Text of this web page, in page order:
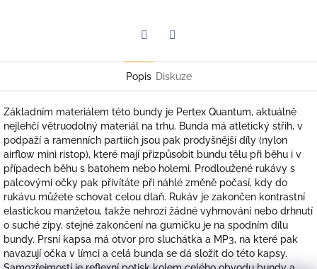
Popis Diskuze
Základním materiálem této bundy je Pertex Quantum, aktuálně
nejlehčí větruodolný materiál na trhu. Bunda má atletický střih, v
podpaží a ramenních partiích jsou pak prodyšnější díly (nylon
airflow mini ristop), které mají přizpůsobit bundu tělu při běhu i v
případech běhu s batohem nebo holemi. Prodloužené rukávy s
palcovými očky pak přivítáte při náhlé změně počasí, kdy do
rukávu můžete schovat celou dlaň. Rukáv je zakončen kontrastní
elastickou manžetou, takže nehrozí žádné vyhrnování nebo drhnutí
o suché zipy, stejné zakončení na gumičku je na spodním dílu
bundy. Prsní kapsa má otvor pro sluchátka a MP3, na které pak
navazují očka v límci a celá bunda se dá složit do této kapsy.